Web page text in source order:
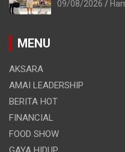
09/08/2026
MENU
AKSARA
AMAI LEADERSHIP
BERITA HOT
FINANCIAL
FOOD SHOW